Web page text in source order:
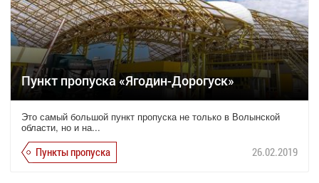
Пункт пропуска «Ягодин-Дорогуск»
Это самый большой пункт пропуска не только в Волынской
области, но и на...
Пункты пропуска 26.02.2019